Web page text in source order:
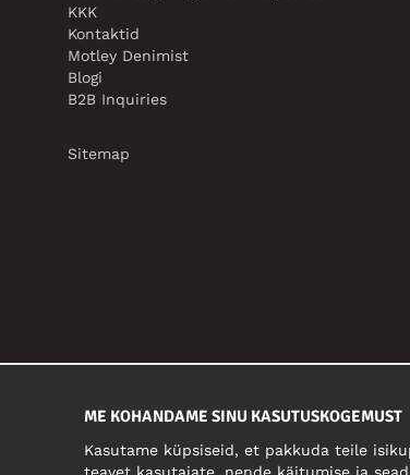
KKK
Kontaktid
Motley Denimist
Blogi
B2B Inquiries
Sitemap
ME KOHANDAME SINU KASUTUSKOGEMUST
Kasutame küpsiseid, et pakkuda teile